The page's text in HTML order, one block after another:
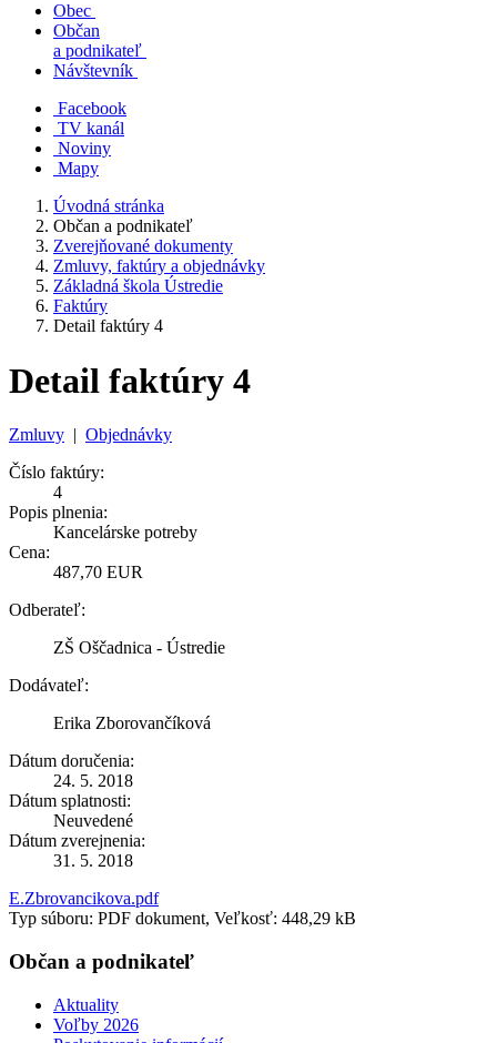
Obec
Občan
a podnikateľ
Návštevník
Facebook
TV kanál
Noviny
Mapy
Úvodná stránka
Občan a podnikateľ
Zverejňované dokumenty
Zmluvy, faktúry a objednávky
Základná škola Ústredie
Faktúry
Detail faktúry 4
Detail faktúry 4
Zmluvy | Objednávky
Číslo faktúry:
4
Popis plnenia:
Kancelárske potreby
Cena:
487,70 EUR
Odberateľ:
ZŠ Oščadnica - Ústredie
Dodávateľ:
Erika Zborovančíková
Dátum doručenia:
24. 5. 2018
Dátum splatnosti:
Neuvedené
Dátum zverejnenia:
31. 5. 2018
E.Zbrovancikova.pdf
Typ súboru: PDF dokument, Veľkosť: 448,29 kB
Občan a podnikateľ
Aktuality
Voľby 2026